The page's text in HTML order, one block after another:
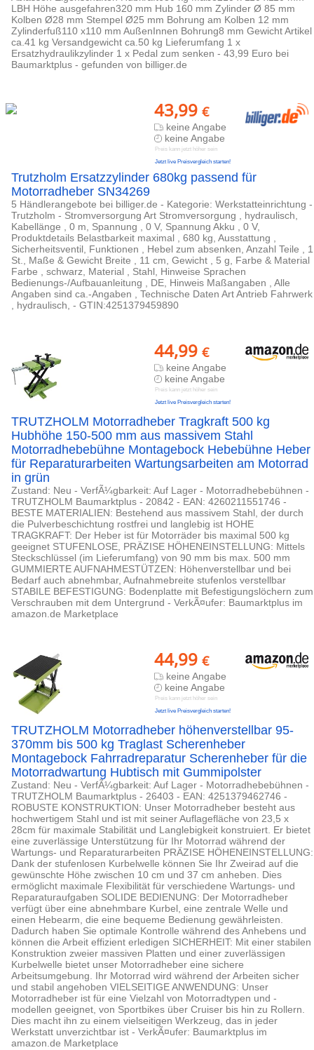
LBH Höhe ausgefahren320 mm Hub 160 mm Zylinder Ø 85 mm
Kolben Ø28 mm Stempel Ø25 mm Bohrung am Kolben 12 mm
Zylinderfuß110 x110 mm AußenInnen Bohrung8 mm Gewicht Artikel
ca.41 kg Versandgewicht ca.50 kg Lieferumfang 1 x
Ersatzhydraulikzylinder 1 x Pedal zum senken - 43,99 Euro bei
Baumarktplus - gefunden von billiger.de
43,99 €
keine Angabe
keine Angabe
Preis kann jetzt höher sein
Jetzt live Preisvergleich starten!
Trutzholm Ersatzzylinder 680kg passend für
Motorradheber SN34269
5 Händlerangebote bei billiger.de - Kategorie: Werkstatteinrichtung -
Trutzholm - Stromversorgung Art Stromversorgung , hydraulisch,
Kabellänge , 0 m, Spannung , 0 V, Spannung Akku , 0 V,
Produktdetails Belastbarkeit maximal , 680 kg, Ausstattung ,
Sicherheitsventil, Funktionen , Hebel zum absenken, Anzahl Teile , 1
St., Maße & Gewicht Breite , 11 cm, Gewicht , 5 g, Farbe & Material
Farbe , schwarz, Material , Stahl, Hinweise Sprachen
Bedienungs-/Aufbauanleitung , DE, Hinweis Maßangaben , Alle
Angaben sind ca.-Angaben , Technische Daten Art Antrieb Fahrwerk
, hydraulisch, - GTIN:4251379459890
44,99 €
keine Angabe
keine Angabe
Preis kann jetzt höher sein
Jetzt live Preisvergleich starten!
TRUTZHOLM Motorradheber Tragkraft 500 kg
Hubhöhe 150-500 mm aus massivem Stahl
Motorradhebebühne Montagebock Hebebühne Heber
für Reparaturarbeiten Wartungsarbeiten am Motorrad
in grün
Zustand: Neu - VerfÃ¼gbarkeit: Auf Lager - Motorradhebebühnen -
TRUTZHOLM Baumarktplus - 20842 - EAN: 4260211551746 -
BESTE MATERIALIEN: Bestehend aus massivem Stahl, der durch
die Pulverbeschichtung rostfrei und langlebig ist HOHE
TRAGKRAFT: Der Heber ist für Motorräder bis maximal 500 kg
geeignet STUFENLOSE, PRÄZISE HÖHENEINSTELLUNG: Mittels
Steckschlüssel (im Lieferumfang) von 90 mm bis max. 500 mm
GUMMIERTE AUFNAHMESTÜTZEN: Höhenverstellbar und bei
Bedarf auch abnehmbar, Aufnahmebreite stufenlos verstellbar
STABILE BEFESTIGUNG: Bodenplatte mit Befestigungslöchern zum
Verschrauben mit dem Untergrund - VerkÃ¤ufer: Baumarktplus im
amazon.de Marketplace
44,99 €
keine Angabe
keine Angabe
Preis kann jetzt höher sein
Jetzt live Preisvergleich starten!
TRUTZHOLM Motorradheber höhenverstellbar 95-
370mm bis 500 kg Traglast Scherenheber
Montagebock Fahrradreparatur Scherenheber für die
Motorradwartung Hubtisch mit Gummipolster
Zustand: Neu - VerfÃ¼gbarkeit: Auf Lager - Motorradhebebühnen -
TRUTZHOLM Baumarktplus - 26403 - EAN: 4251379462746 -
ROBUSTE KONSTRUKTION: Unser Motorradheber besteht aus
hochwertigem Stahl und ist mit seiner Auflagefläche von 23,5 x
28cm für maximale Stabilität und Langlebigkeit konstruiert. Er bietet
eine zuverlässige Unterstützung für Ihr Motorrad während der
Wartungs- und Reparaturarbeiten PRÄZISE HÖHENEINSTELLUNG:
Dank der stufenlosen Kurbelwelle können Sie Ihr Zweirad auf die
gewünschte Höhe zwischen 10 cm und 37 cm anheben. Dies
ermöglicht maximale Flexibilität für verschiedene Wartungs- und
Reparaturaufgaben SOLIDE BEDIENUNG: Der Motorradheber
verfügt über eine abnehmbare Kurbel, eine zentrale Welle und
einen Hebearm, die eine bequeme Bedienung gewährleisten.
Dadurch haben Sie optimale Kontrolle während des Anhebens und
können die Arbeit effizient erledigen SICHERHEIT: Mit einer stabilen
Konstruktion zweier massiven Platten und einer zuverlässigen
Kurbelwelle bietet unser Motorradheber eine sichere
Arbeitsumgebung. Ihr Motorrad wird während der Arbeiten sicher
und stabil angehoben VIELSEITIGE ANWENDUNG: Unser
Motorradheber ist für eine Vielzahl von Motorradtypen und -
modellen geeignet, von Sportbikes über Cruiser bis hin zu Rollern.
Dies macht ihn zu einem vielseitigen Werkzeug, das in jeder
Werkstatt unverzichtbar ist - VerkÃ¤ufer: Baumarktplus im
amazon.de Marketplace